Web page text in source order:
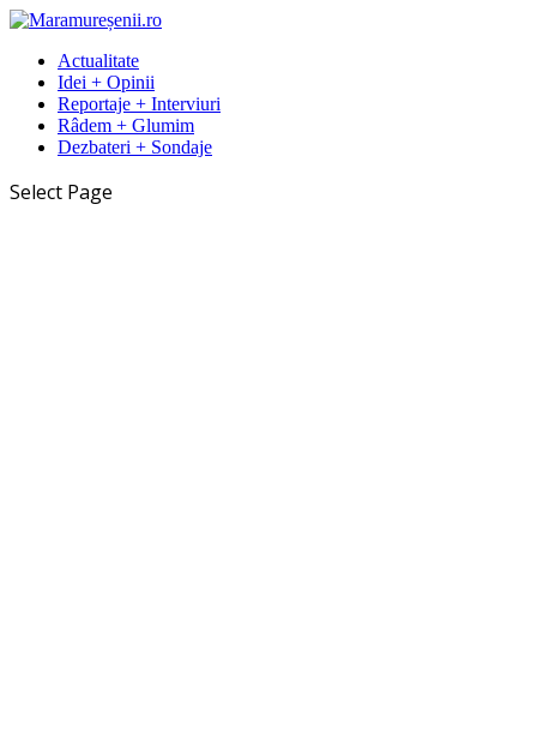
Actualitate
Idei + Opinii
Reportaje + Interviuri
Râdem + Glumim
Dezbateri + Sondaje
Select Page